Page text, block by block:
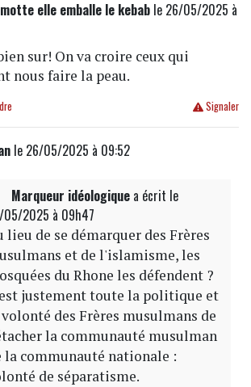
elle emballe le kebable 26/05/2025 à
sur! On va croire ceux qui
nous faire la peau.
Signaler
le 26/05/2025 à 09:52
Marqueur idéologiquea écrit le
05/2025 à 09h47
lieu de se démarquer des Frères
et de l'islamisme, les
du Rhone les défendent ?
justement toute la politique et
des Frères musulmans de
la communauté musulman
la communauté nationale :
de séparatisme.